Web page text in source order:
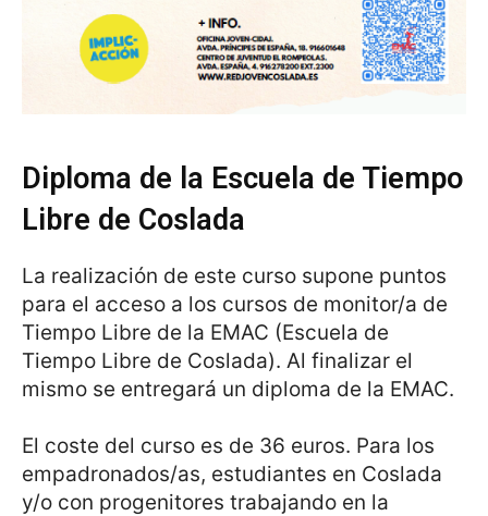
Diploma de la Escuela de Tiempo
Libre de Coslada
La realización de este curso supone puntos
para el acceso a los cursos de monitor/a de
Tiempo Libre de la EMAC (Escuela de
Tiempo Libre de Coslada). Al finalizar el
mismo se entregará un diploma de la EMAC.
El coste del curso es de 36 euros. Para los
empadronados/as, estudiantes en Coslada
y/o con progenitores trabajando en la